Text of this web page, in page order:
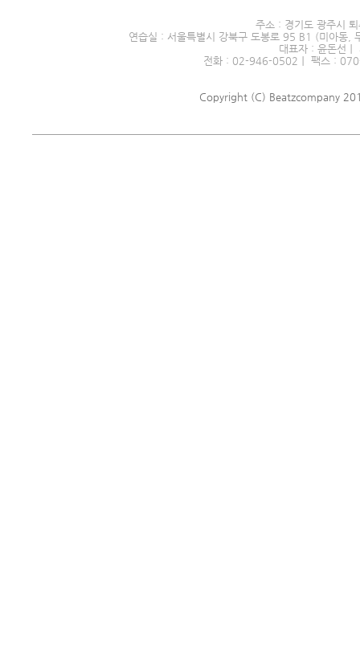
주소 : 경기도 광주시
연습실 : 서울특별시 강북구 도봉로 95 B1 (미아동,
대표자 : 윤돈선
전화 : 02-946-0502｜ 팩스 :
Copyright (C) Beatzcompany